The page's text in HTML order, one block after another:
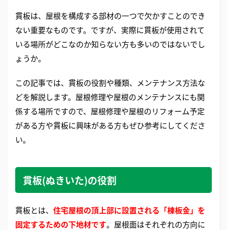
貫板は、屋根を構成する部材の一つで欠かすことのでき
ない重要なものです。ですが、実際に貫板が使用されて
いる場所がどこなのか知らない方も多いのではないでし
ょうか。
この記事では、貫板の役割や種類、メンテナンス方法な
どを解説します。屋根修理や屋根のメンテナンスにも関
係する場所ですので、屋根修理や屋根のリフォーム予定
がある方や貫板に興味がある方もぜひ参考にしてくださ
い。
貫板(ぬきいた)の役割
貫板とは、 住宅屋根の頂上部に設置される「棟板金」を
固定するための下地材です。屋根面はそれぞれの方向に